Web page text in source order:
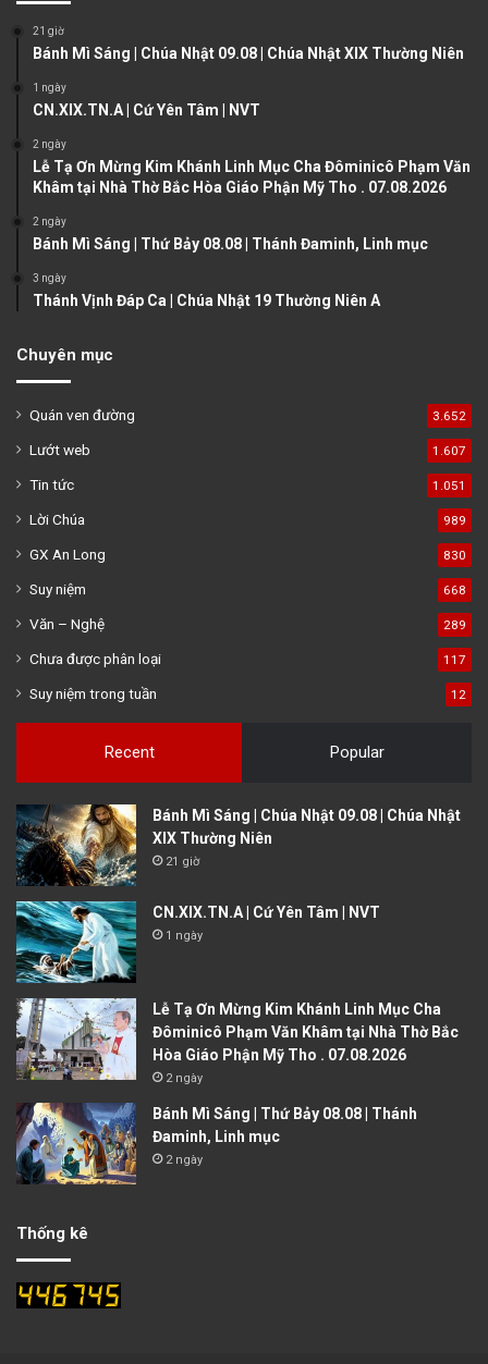
u
p
g
g
21 giờ
Bánh Mì Sáng | Chúa Nhật 09.08 | Chúa Nhật XIX Thường Niên
1 ngày
CN.XIX.TN.A | Cứ Yên Tâm | NVT
2 ngày
Lễ Tạ Ơn Mừng Kim Khánh Linh Mục Cha Đôminicô Phạm Văn
Khâm tại Nhà Thờ Bắc Hòa Giáo Phận Mỹ Tho . 07.08.2026
2 ngày
Bánh Mì Sáng | Thứ Bảy 08.08 | Thánh Đaminh, Linh mục
3 ngày
Thánh Vịnh Đáp Ca | Chúa Nhật 19 Thường Niên A
Chuyên mục
Quán ven đường 3.652
Lướt web 1.607
Tin tức 1.051
Lời Chúa 989
GX An Long 830
Suy niệm 668
Văn – Nghệ 289
Chưa được phân loại 117
Suy niệm trong tuần 12
Recent Popular
Bánh Mì Sáng | Chúa Nhật 09.08 | Chúa Nhật
XIX Thường Niên
21 giờ
CN.XIX.TN.A | Cứ Yên Tâm | NVT
1 ngày
Lễ Tạ Ơn Mừng Kim Khánh Linh Mục Cha
Đôminicô Phạm Văn Khâm tại Nhà Thờ Bắc
Hòa Giáo Phận Mỹ Tho . 07.08.2026
2 ngày
Bánh Mì Sáng | Thứ Bảy 08.08 | Thánh
Đaminh, Linh mục
2 ngày
Thống kê